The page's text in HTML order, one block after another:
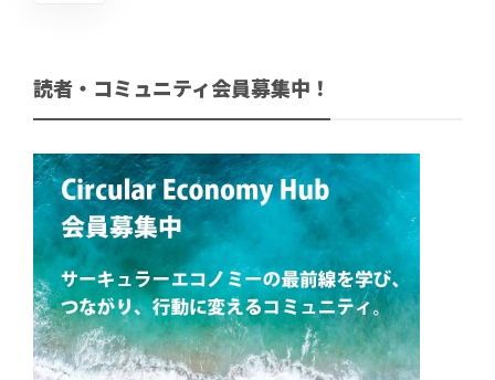
読者・コミュニティ会員募集中！